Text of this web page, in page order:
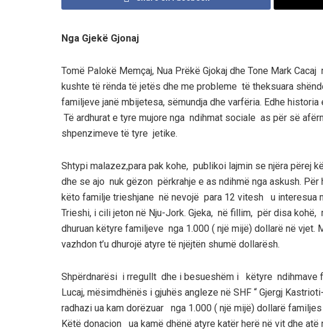
Nga Gjekë Gjonaj
Tomë Palokë Memçaj, Nua Prëkë Gjokaj dhe Tone Mark Cacaj
kushte të rënda të jetës dhe me probleme të theksuara
familjeve janë mbijetesa, sëmundja dhe varfëria. Edhe historia
Të ardhurat e tyre mujore nga ndihmat sociale as për së a
shpenzimeve të tyre jetike.
Shtypi malazez,para pak kohe, publikoi lajmin se njëra përej
dhe se ajo nuk gëzon përkrahje e as ndihmë nga askush.
këto familje trieshjane në nevojë para 12 vitesh u interesua
Trieshi, i cili jeton në Nju-Jork. Gjeka, në fillim, për disa kohë,
dhuruan këtyre familjeve nga 1.000 ( një mijë) dollarë në vjet.
vazhdon t’u dhurojë atyre të njëjtën shumë dollarësh.
Shpërdnarësi i rregullt dhe i besueshëm i këtyre ndihmave
Lucaj, mësimdhënës i gjuhës angleze në SHF “ Gjergj
radhazi ua kam dorëzuar nga 1.000 ( një mijë) dollarë familjes
Këtë donacion ua kamë dhënë atyre katër herë në vit dhe